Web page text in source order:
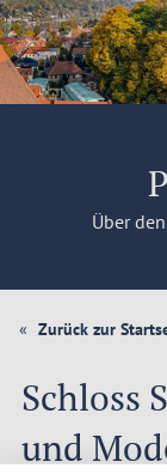
Über
Zurück zur
Schloss
und